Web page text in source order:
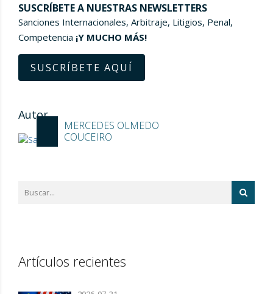
SUSCRÍBETE A NUESTRAS NEWSLETTERS
Sanciones Internacionales, Arbitraje, Litigios, Penal,
Competencia ¡Y MUCHO MÁS!
SUSCRÍBETE AQUÍ
Autor
MERCEDES OLMEDO
COUCEIRO
Artículos recientes